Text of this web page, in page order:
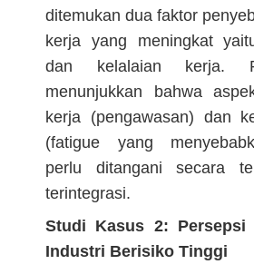
ditemukan dua faktor
kerja yang meningkat
dan kelalaian kerja.
menunjukkan bahwa
kerja (pengawasan) dan
(fatigue yang
perlu ditangani secara
terintegrasi.
Studi Kasus 2: Persepsi
Industri Berisiko Tinggi